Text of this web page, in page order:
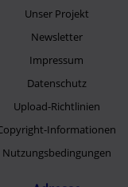
Unser Projekt
Newsletter
Impressum
Datenschutz
Upload-Richtlinien
Informationen
Nutzungsbedingungen